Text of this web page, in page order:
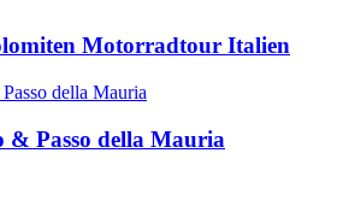
Motorradtour Italien
& Passo della Mauria